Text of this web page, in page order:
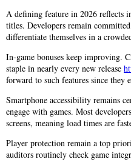
A defining feature in 2026 reflects
titles. Developers remain
differentiate themselves in a
In-game bonuses keep improving.
staple in nearly every new release
forward to such features since they
Smartphone accessibility remains
engage with games. Most
screens, meaning load times are
Player protection remain a top
auditors routinely check game